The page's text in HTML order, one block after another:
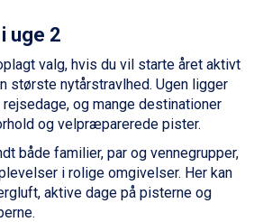
3.795
4.395
4.645
6.145
7.245
4.095
4.145
4.745
DKK 4.745
uge 2
valg, hvis du vil starte året aktivt
største nytårstravlhed. Ugen ligger
og mange destinationer
og velpræparerede pister.
både familier, par og vennegrupper,
i rolige omgivelser. Her kan
aktive dage på pisterne og